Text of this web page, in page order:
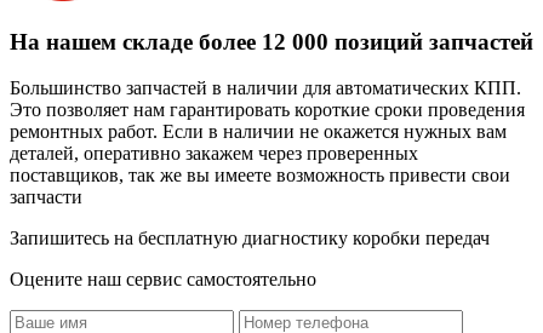
На нашем складе более 12 000 позиций запчастей
Большинство запчастей в наличии для автоматических КПП.
Это позволяет нам гарантировать короткие сроки проведения
ремонтных работ. Если в наличии не окажется нужных вам
деталей, оперативно закажем через проверенных
поставщиков, так же вы имеете возможность привести свои
запчасти
Запишитесь на бесплатную диагностику коробки передач
Оцените наш сервис самостоятельно